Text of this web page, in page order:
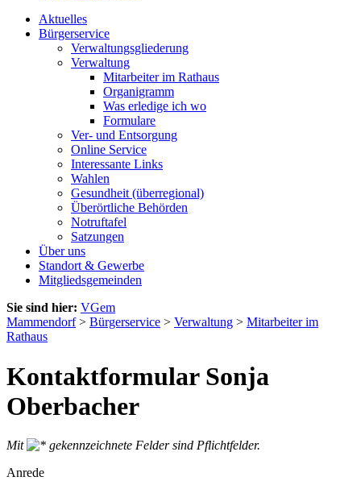
Aktuelles
Bürgerservice
Verwaltungsgliederung
Verwaltung
Mitarbeiter im Rathaus
Organigramm
Was erledige ich wo
Formulare
Ver- und Entsorgung
Online Service
Interessante Links
Wahlen
Gesundheit (überregional)
Überörtliche Behörden
Notruftafel
Satzungen
Über uns
Standort & Gewerbe
Mitgliedsgemeinden
Sie sind hier: VGem
Mammendorf> Bürgerservice > Verwaltung > Mitarbeiter im
Rathaus
Kontaktformular Sonja
Oberbacher
Mit
gekennzeichnete Felder sind Pflichtfelder.
Anrede